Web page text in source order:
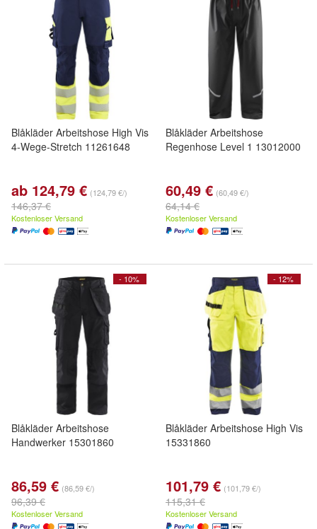
Blåkläder Arbeitshose High Vis
4-Wege-Stretch 11261648
ab 124,79 € (124,79 €/)
146,37 €
Kostenloser Versand
Blåkläder Arbeitshose
Regenhose Level 1 13012000
60,49 € (60,49 €/)
64,14 €
Kostenloser Versand
- 10%
Blåkläder Arbeitshose
Handwerker 15301860
86,59 € (86,59 €/)
96,39 €
Kostenloser Versand
- 12%
Blåkläder Arbeitshose High Vis
15331860
101,79 € (101,79 €/)
115,31 €
Kostenloser Versand